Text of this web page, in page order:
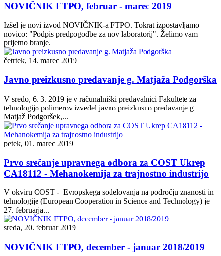
NOVIČNIK FTPO, februar - marec 2019
Izšel je novi izvod NOVIČNIK-a FTPO. Tokrat izpostavljamo
novico: "Podpis predpogodbe za nov laboratorij". Želimo vam
prijetno branje.
četrtek, 14. marec 2019
Javno preizkusno predavanje g. Matjaža Podgorška
V sredo, 6. 3. 2019 je v računalniški predavalnici Fakultete za
tehnologijo polimerov izvedel javno preizkusno predavanje g.
Matjaž Podgoršek,...
petek, 01. marec 2019
Prvo srečanje upravnega odbora za COST Ukrep
CA18112 - Mehanokemija za trajnostno industrijo
V okviru COST - Evropskega sodelovanja na področju znanosti in
tehnologije (European Cooperation in Science and Technology) je
27. februarja...
sreda, 20. februar 2019
NOVIČNIK FTPO, december - januar 2018/2019